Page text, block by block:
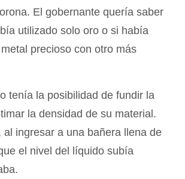
El gobernante quería saber
utilizado solo oro o si había
precioso con otro más
tenía la posibilidad de fundir la
la densidad de su material.
al ingresar a una bañera llena de
el nivel del líquido subía